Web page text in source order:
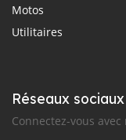
Motos
Utilitaires
Réseaux
Connectez-vous